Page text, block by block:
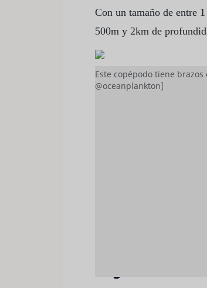
Con un tamaño de entre
500m y 2km de
Este copépodo tiene
@oceanplankton]